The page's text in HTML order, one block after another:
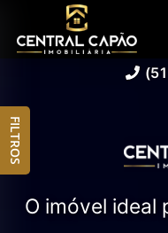
O imóvel ideal
FILTROS